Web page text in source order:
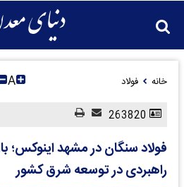
خانه فولاد A
فولاد سنگان در مشهد اینوکس؛
راهبردی در توسعه شرق کشور